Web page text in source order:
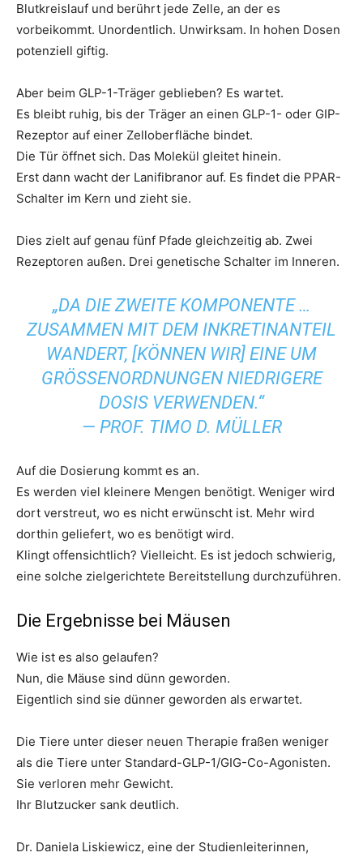
Blutkreislauf und berührt jede Zelle, an der es
vorbeikommt. Unordentlich. Unwirksam. In hohen Dosen
potenziell giftig.
Aber beim GLP-1-Träger geblieben? Es wartet.
Es bleibt ruhig, bis der Träger an einen GLP-1- oder GIP-
Rezeptor auf einer Zelloberfläche bindet.
Die Tür öffnet sich. Das Molekül gleitet hinein.
Erst dann wacht der Lanifibranor auf. Es findet die PPAR-
Schalter im Kern und zieht sie.
Dies zielt auf genau fünf Pfade gleichzeitig ab. Zwei
Rezeptoren außen. Drei genetische Schalter im Inneren.
„DA DIE ZWEITE KOMPONENTE …
ZUSAMMEN MIT DEM INKRETINANTEIL
WANDERT, [KÖNNEN WIR] EINE UM
GRÖSSENORDNUNGEN NIEDRIGERE D
OSIS VERWENDEN.“
— PROF. TIMO D. MÜLLER
Auf die Dosierung kommt es an.
Es werden viel kleinere Mengen benötigt. Weniger wird
dort verstreut, wo es nicht erwünscht ist. Mehr wird
dorthin geliefert, wo es benötigt wird.
Klingt offensichtlich? Vielleicht. Es ist jedoch schwierig,
eine solche zielgerichtete Bereitstellung durchzuführen.
Die Ergebnisse bei Mäusen
Wie ist es also gelaufen?
Nun, die Mäuse sind dünn geworden.
Eigentlich sind sie dünner geworden als erwartet.
Die Tiere unter dieser neuen Therapie fraßen weniger
als die Tiere unter Standard-GLP-1/GIG-Co-Agonisten.
Sie verloren mehr Gewicht.
Ihr Blutzucker sank deutlich.
Dr. Daniela Liskiewicz, eine der Studienleiterinnen,